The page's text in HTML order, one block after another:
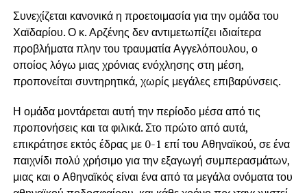
Συνεχίζεται κανονικά η προετοιμασία για την ομάδα του
Χαϊδαρίου. Ο κ. Αρζένης δεν αντιμετωπίζει ιδιαίτερα
προβλήματα πλην του τραυματία Αγγελόπουλου, ο
οποίος λόγω μιας χρόνιας ενόχλησης στη μέση,
προπονείται συντηρητικά, χωρίς μεγάλες επιβαρύνσεις.
Η ομάδα μοντάρεται αυτή την περίοδο μέσα από τις
προπονήσεις και τα φιλικά. Στο πρώτο από αυτά,
επικράτησε εκτός έδρας με 0-1 επί του Αθηναϊκού, σε ένα
παιχνίδι πολύ χρήσιμο για την εξαγωγή συμπερασμάτων,
μιας και ο Αθηναϊκός είναι ένα από τα μεγάλα ονόματα του